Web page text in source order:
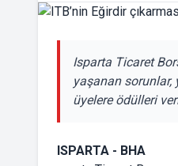
Isparta Ticaret
yaşanan sorunlar,
üyelere ödülleri
ISPARTA - BHA